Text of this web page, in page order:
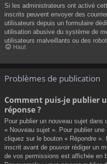
Si les administrateurs ont activé
inscrits peuvent envoyer des
utilisateurs depuis un formulaire
utilisation abusive du système de
utilisateurs malveillants ou des
Haut
Problèmes de publication
Comment puis-je publier
réponse ?
Pour publier un nouveau sujet
« Nouveau sujet ». Pour publier
cliquez sur le bouton « Répondre ».
inscrit avant de pouvoir rédiger un
de vos permissions est affichée en